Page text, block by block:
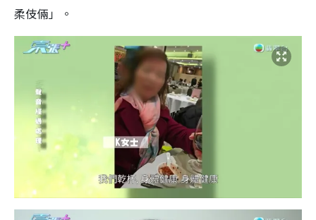
柔伎倆」。